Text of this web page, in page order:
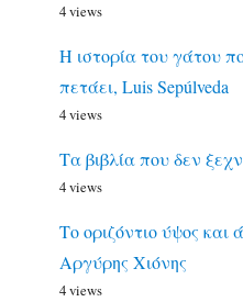
4 views
Η ιστορία του γάτου
πετάει, Luis Sepúlveda
4 views
Τα βιβλία που δεν
4 views
Το οριζόντιο ύψος και
Αργύρης Χιόνης
4 views